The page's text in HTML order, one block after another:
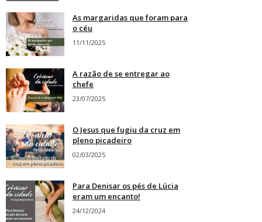
As margaridas que foram para
o céu
11/11/2025
A razão de se entregar ao
chefe
23/07/2025
O Jesus que fugiu da cruz em
pleno picadeiro
02/03/2025
Para Denisar os pés de Lúcia
eram um encanto!
24/12/2024